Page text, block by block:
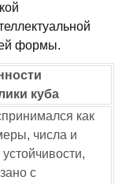
формы.
куба
как
числа и
с